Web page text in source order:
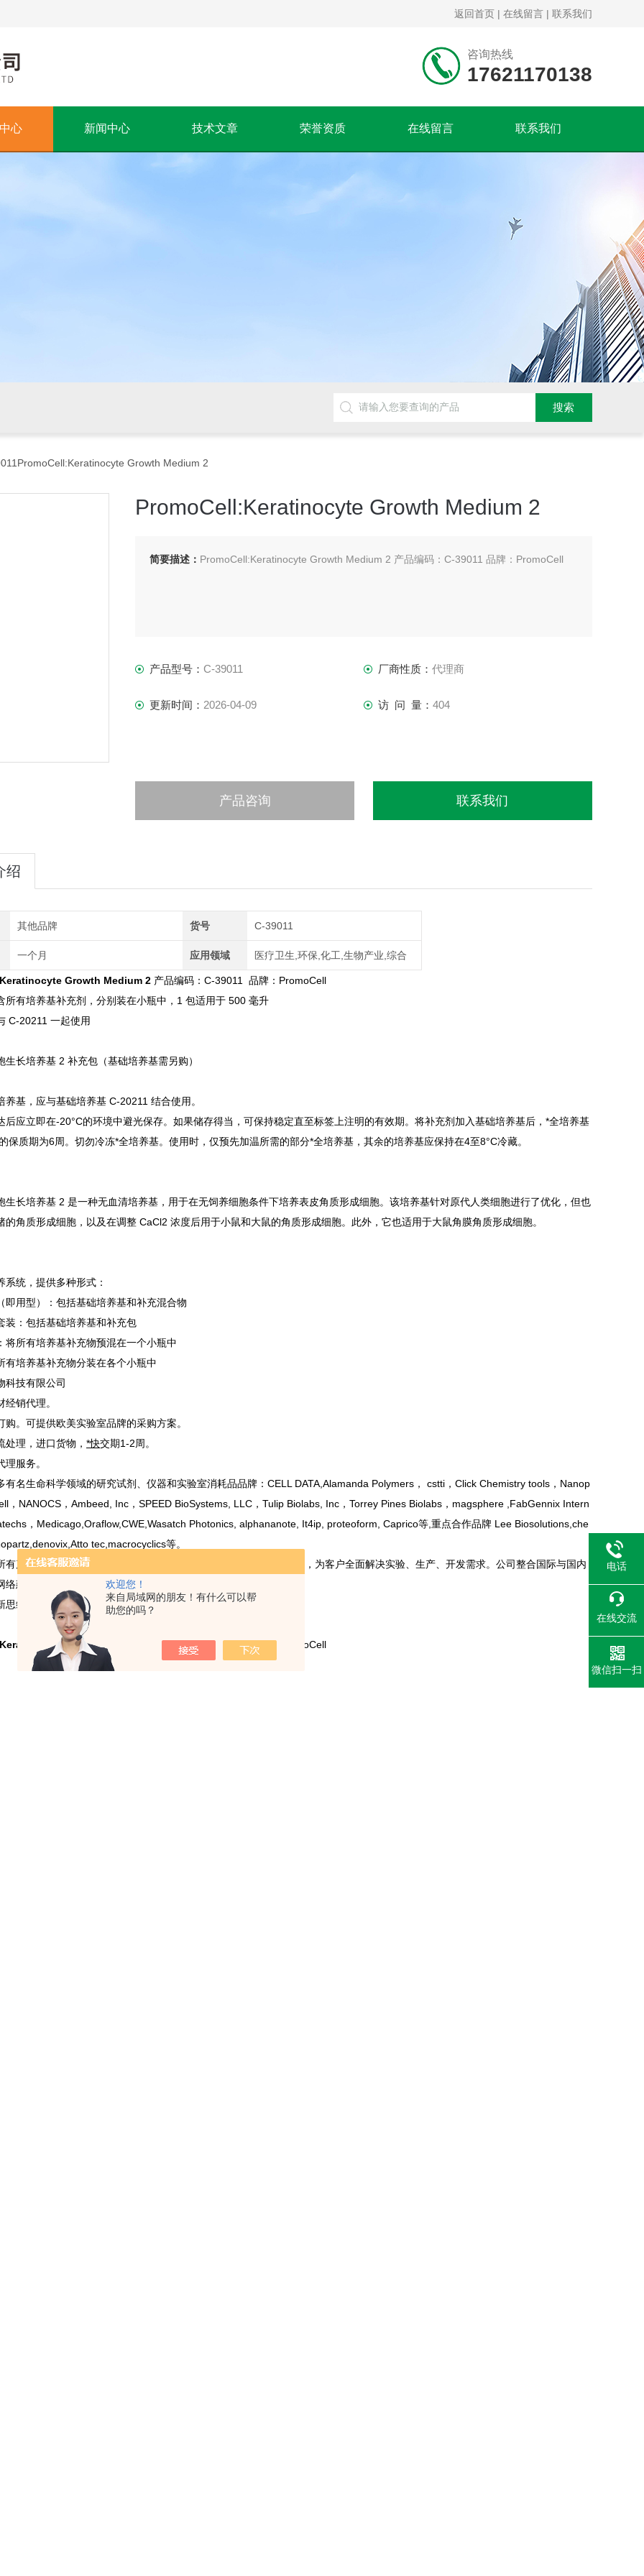
欢迎您！
来自局域网的朋友！有什么可以帮
助您的吗？
返回首页 | 在线留言 | 联系我们
咨询热线
17621170138
心 新闻中心 技术文章 荣誉资质 在线留言 联系我们
Growth Medium 2
PromoCell:Keratinocyte Growth Medium 2
简要描述： PromoCell:Keratinocyte Growth Medium 2 产品编码：C-39011 品牌：PromoCell
产品型号： C-39011 厂商性质： 代理商
更新时间： 2026-04-09 访 问 量： 404
产品咨询 联系我们
绍
其他品牌 货号 C-39011
一个月 应用领域 医疗卫生,环保,化工,生物产业,综合
Growth Medium 2 产品编码：C-39011 品牌：PromoCell
所有培养基补充剂，分别装在小瓶中，1 包适用于 500 毫升
C-20211 一起使用
生长培养基 2 补充包（基础培养基需另购）
养基，应与基础培养基 C-20211 结合使用。
后应立即在-20°C的环境中避光保存。如果储存得当，可保持稳定直至标签上注明的有效期。将补充剂加入基础培养基后，*全培养基
保质期为6周。切勿冷冻*全培养基。使用时，仅预先加温所需的部分*全培养基，其余的培养基应保持在4至8°C冷藏。
生长培养基 2 是一种无血清培养基，用于在无饲养细胞条件下培养表皮角质形成细胞。该培养基针对原代人类细胞进行了优化，但也
的角质形成细胞，以及在调整 CaCl2 浓度后用于小鼠和大鼠的角质形成细胞。此外，它也适用于大鼠角膜角质形成细胞。
系统，提供多种形式：
即用型）：包括基础培养基和补充混合物
装：包括基础培养基和补充包
将所有培养基补充物预混在一个小瓶中
有培养基补充物分装在各个小瓶中
科技有限公司
经销代理。
购。可提供欧美实验室品牌的采购方案。
处理，进口货物， *快交期1-2周。
服务。
有名生命科学领域的研究试剂、仪器和实验室消耗品品牌：CELL DATA,Alamanda Polymers， cstti，Click Chemistry tools，Nanop
，NANOCS，Ambeed, Inc，SPEED BioSystems, LLC，Tulip Biolabs, Inc，Torrey Pines Biolabs，magsphere ,FabGennix Intern
，Medicago,Oraflow,CWE,Wasatch Photonics, alphananote, It4ip, proteoform, Caprico等,重点合作品牌 Lee Biosolutions,che
tec,macrocyclics等。
有产品都提供售后服务。付款方式灵活。公司坚持“一站式"服务模式，为客户全面解决实验、生产、开发需求。公司整合国际与国内
络建设，提高公司内部运作效率，为客户提供方便、快捷的服务。
思维，提高工作效能，减低运作成本，为客户提供优惠的价格。
Growth Medium 2 产品编码：C-39011 品牌：PromoCell
电话
在线交流
微信扫一扫